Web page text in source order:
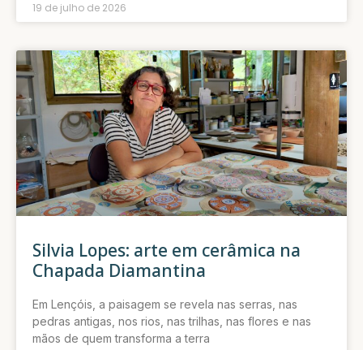
19 de julho de 2026
Silvia Lopes: arte em cerâmica na
Chapada Diamantina
Em Lençóis, a paisagem se revela nas serras, nas
pedras antigas, nos rios, nas trilhas, nas flores e nas
mãos de quem transforma a terra